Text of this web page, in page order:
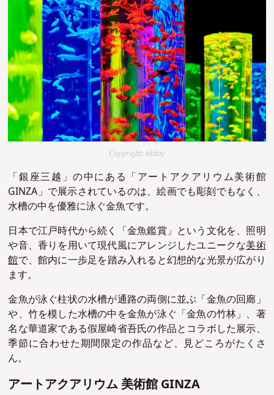
Copyright: kkday
「銀座三越」の中にある「アートアクアリウム美術館
GINZA」で展示されているのは、絵画でも彫刻でもなく、
水槽の中を優雅に泳ぐ金魚です。
日本で江戸時代から続く「金魚鑑賞」という文化を、照明
や音、香りを用いて現代風にアレンジしたユニークな美術
館で、館内に一歩足を踏み入れると幻想的な光景が広がり
ます。
金魚が泳ぐ柱状の水槽が通路の両側に並ぶ「金魚の回廊」
や、竹を模した水槽の中を金魚が泳ぐ「金魚の竹林」、著
名な華道家である假屋崎省吾氏の作品とコラボした展示、
季節に合わせた期間限定の作品など、見どころがたくさ
ん。
アートアクアリウム 美術館 GINZA